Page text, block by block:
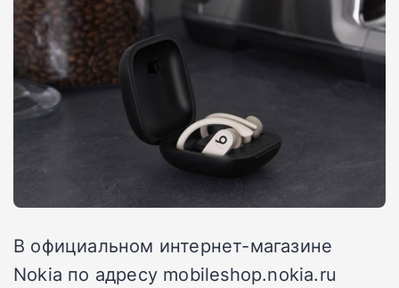
В официальном интернет-магазине
Nokia по адресу mobileshop.nokia.ru